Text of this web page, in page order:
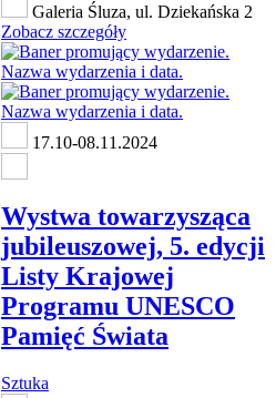
Galeria Śluza, ul. Dziekańska 2
Zobacz szczegóły
17.10-08.11.2024
Wystwa towarzysząca
jubileuszowej, 5. edycji
Listy Krajowej
Programu UNESCO
Pamięć Świata
Sztuka